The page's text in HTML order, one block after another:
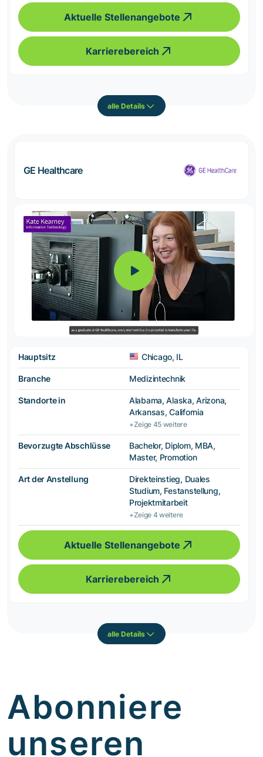
Aktuelle Stellenangebote
Karrierebereich
alle Details
GE Healthcare
Hauptsitz Chicago, IL
Branche Medizintechnik
Standorte in
Alabama, Alaska, Arizona,
Arkansas, California
+Zeige 45 weitere
Bevorzugte Abschlüsse
Bachelor, Diplom, MBA,
Master, Promotion
Art der Anstellung
Direkteinstieg, Duales
Studium, Festanstellung,
Projektmitarbeit
+Zeige 4 weitere
Aktuelle Stellenangebote
Karrierebereich
alle Details
Abonniere
unseren